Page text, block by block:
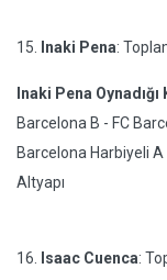
15. Inaki Pena:
Inaki Pena
Barcelona B - FC
Barcelona Harbiyeli
Altyapı
16. Isaac Cuenca: